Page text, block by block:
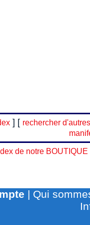
] [ rechercher
de notre BOUTIQUE
| Qui